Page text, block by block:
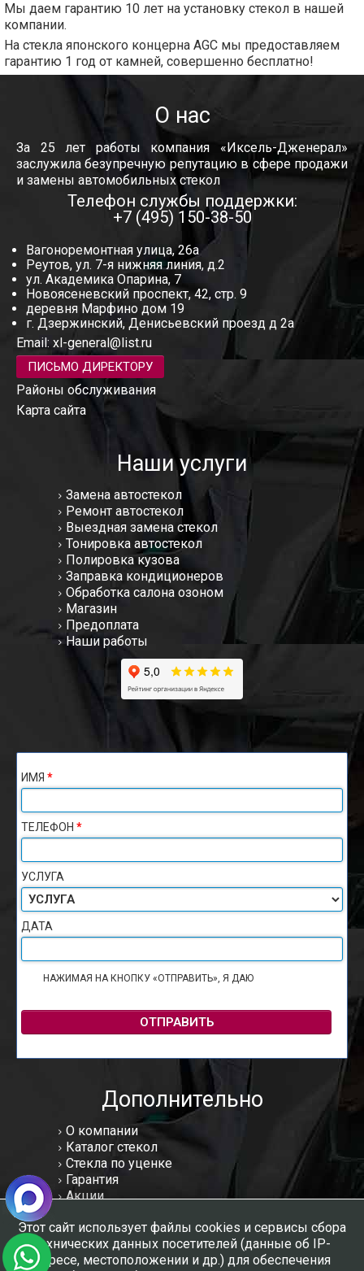
Мы даем гарантию 10 лет на установку стекол в нашей
компании.
На стекла японского концерна AGC мы предоставляем
гарантию 1 год от камней, совершенно бесплатно!
О нас
За 25 лет работы компания «Иксель-Дженерал»
заслужила безупречную репутацию в сфере продажи
и замены автомобильных стекол
Телефон службы поддержки:
+7 (495) 150-38-50
Вагоноремонтная улица, 26а
Реутов, ул. 7-я нижняя линия, д.2
ул. Академика Опарина, 7
Новоясеневский проспект, 42, стр. 9
деревня Марфино дом 19
г. Дзержинский, Денисьевский проезд д 2а
Email: xl-general@list.ru
ПИСЬМО ДИРЕКТОРУ
Районы обслуживания
Карта сайта
Наши услуги
Замена автостекол
Ремонт автостекол
Выездная замена стекол
Тонировка автостекол
Полировка кузова
Заправка кондиционеров
Обработка салона озоном
Магазин
Предоплата
Наши работы
ИМЯ *
ТЕЛЕФОН *
УСЛУГА
ДАТА
НАЖИМАЯ НА КНОПКУ «ОТПРАВИТЬ», Я ДАЮ
ОТПРАВИТЬ
Дополнительно
О компании
Каталог стекол
Стекла по уценке
Гарантия
Акции
Отзывы
Вакансии
Контакты
Этот сайт использует файлы cookies и сервисы сбора
технических данных посетителей (данные об IP-
адресе, местоположении и др.) для обеспечения